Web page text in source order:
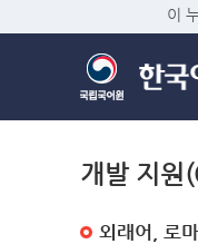
이
개발 지원
외래어, 로